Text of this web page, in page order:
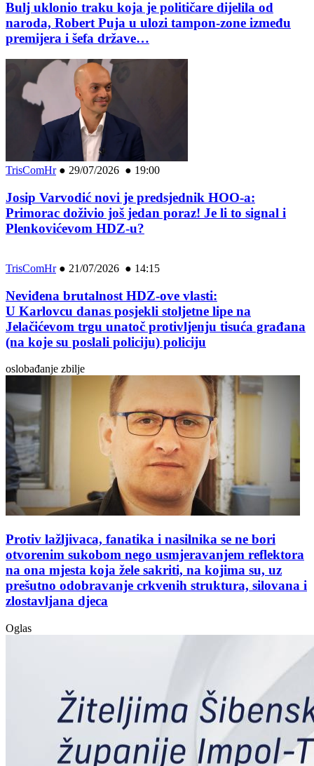
Bulj uklonio traku koja je političare dijelila od
naroda, Robert Puja u ulozi tampon-zone između
premijera i šefa države…
TrisComHr● 29/07/2026 ● 19:00
Josip Varvodić novi je predsjednik HOO-a:
Primorac doživio još jedan poraz! Je li to signal i
Plenkovićevom HDZ-u?
TrisComHr● 21/07/2026 ● 14:15
Neviđena brutalnost HDZ-ove vlasti:
U Karlovcu danas posjekli stoljetne lipe na
Jelačićevom trgu unatoč protivljenju tisuća građana
(na koje su poslali policiju) policiju
oslobađanje zbilje
Protiv lažljivaca, fanatika i nasilnika se ne bori
otvorenim sukobom nego usmjeravanjem reflektora
na ona mjesta koja žele sakriti, na kojima su, uz
prešutno odobravanje crkvenih struktura, silovana i
zlostavljana djeca
Oglas